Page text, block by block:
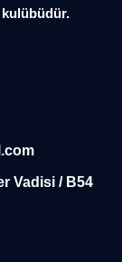
Vadisi / B54